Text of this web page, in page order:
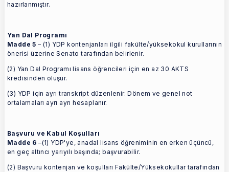
hazırlanmıştır.
Yan Dal Programı
Madde 5 – (1) YDP kontenjanları ilgili fakülte/yüksekokul kurullarının
önerisi üzerine Senato tarafından belirlenir.
(2) Yan Dal Programı lisans öğrencileri için en az 30 AKTS
kredisinden oluşur.
(3) YDP için ayrı transkript düzenlenir. Dönem ve genel not
ortalamaları ayrı ayrı hesaplanır.
Başvuru ve Kabul Koşulları
Madde 6–(1) YDP'ye, anadal lisans öğreniminin en erken üçüncü,
en geç altıncı yarıyılı başında; başvurabilir.
(2) Başvuru kontenjan ve koşulları Fakülte/Yüksekokullar tarafından